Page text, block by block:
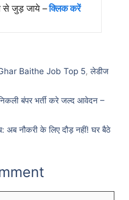
से जुड़ जाये –क्लिक करें
Baithe Job Top 5,लेडीज
बंपर भर्ती करे जल्द आवेदन –
अब नौकरी के लिए दौड़ नहीं! घर बैठे